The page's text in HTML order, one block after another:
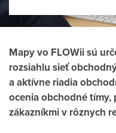
Mapy vo FLOWii sú
rozsiahlu sieť
a aktívne riadia
ocenia obchodné
zákazníkmi v rôznych